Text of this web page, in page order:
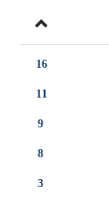
16
11
9
8
3